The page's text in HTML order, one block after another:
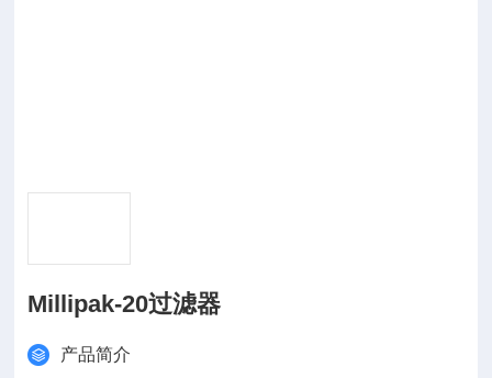
Millipak-20过滤器
产品简介